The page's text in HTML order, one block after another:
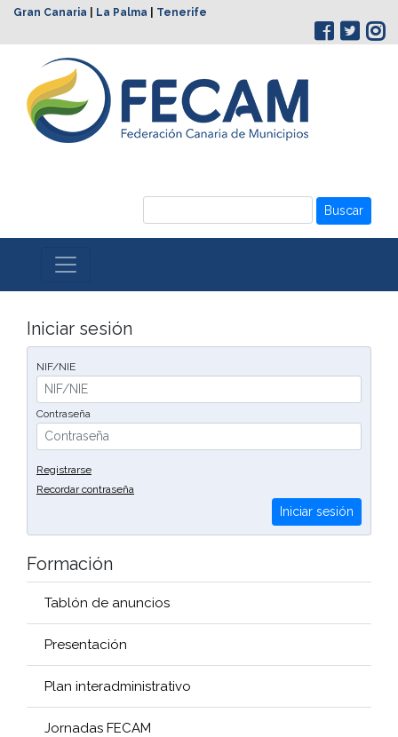
Gran Canaria La Palma Tenerife
Buscar
Iniciar sesión
NIF/NIE
Contraseña
Registrarse
Recordar contraseña
Iniciar sesión
Formación
Tablón de anuncios
Presentación
Plan interadministrativo
Jornadas FECAM